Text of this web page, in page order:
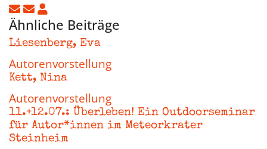
Updates abonnieren
Abo von Updates dieses Autors beenden
Udo Ulsperger
Ähnliche Beiträge
Liesenberg, Eva
Autorenvorstellung
Kett, Nina
Autorenvorstellung
11.+12.07.: Überleben! Ein Outdoorseminar
für Autor*innen im Meteorkrater
Steinheim